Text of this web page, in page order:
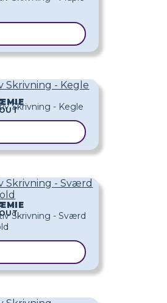
Skrivning - Kegle
Skrivning - Sværd